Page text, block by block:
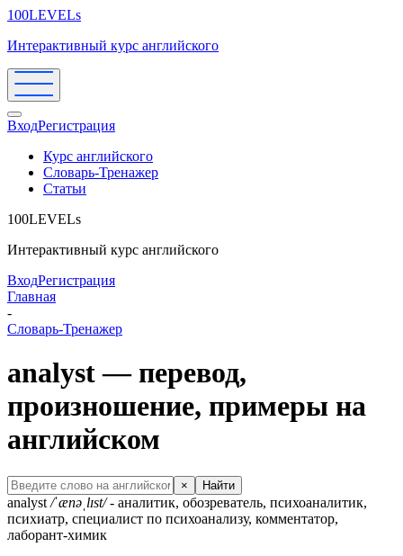
100LEVELs
Интерактивный курс английского
ВходРегистрация
Курс английского
Словарь-Тренажер
Статьи
100LEVELs
Интерактивный курс английского
ВходРегистрация
Главная
-
Словарь-Тренажер
analyst — перевод,
произношение, примеры на
английском
× Найти
analyst /ˈænəˌlɪst/- аналитик, обозреватель, психоаналитик,
психиатр, специалист по психоанализу, комментатор,
лаборант-химик